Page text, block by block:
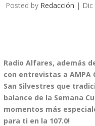
Posted by Redacción |
Radio Alfares, además
con entrevistas a AMPA
San Silvestres que
balance de la Semana
momentos más
para ti en la 107.0!